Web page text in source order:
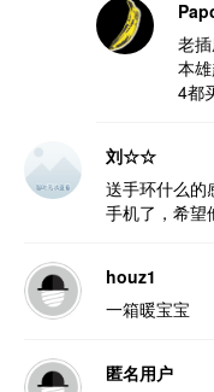
老
本
4都
刘☆☆
送手环什么的
手机了，希望
houz1
一箱暖宝宝
匿名用户